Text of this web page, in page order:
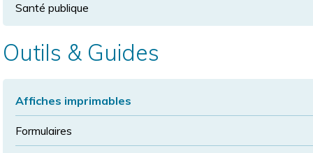
Santé publique
Outils & Guides
Affiches imprimables
Formulaires